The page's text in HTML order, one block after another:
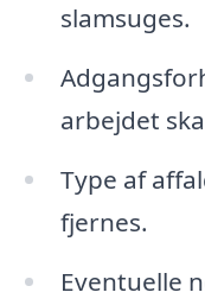
slamsuges.
arbejdet
Type af
fjernes.
Eventuelle